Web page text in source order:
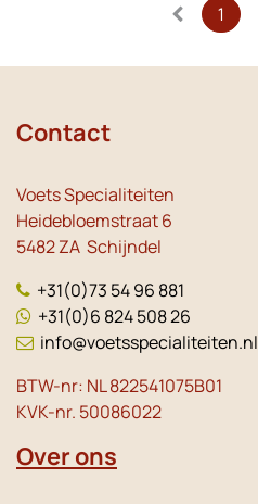
1
Contact
Voets Specialiteiten
Heidebloemstraat 6
5482 ZA Schijndel
+31(0)73 54 96 881
+31(0)6 824 508 26
info@voetsspecialiteiten.nl
BTW-nr: NL 822541075B01
KVK-nr. 50086022
Over ons